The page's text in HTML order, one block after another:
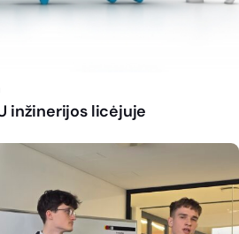
inžinerijos licėjuje